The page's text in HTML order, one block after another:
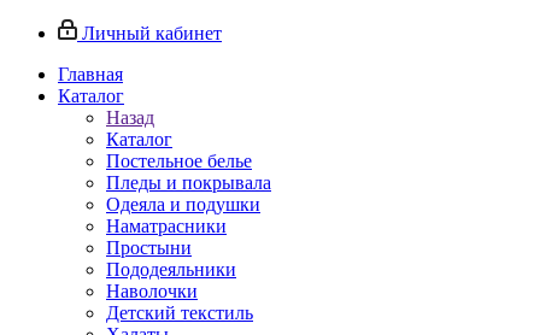
Личный кабинет
Главная
Каталог
Назад
Каталог
Постельное белье
Пледы и покрывала
Одеяла и подушки
Наматрасники
Простыни
Пододеяльники
Наволочки
Детский текстиль